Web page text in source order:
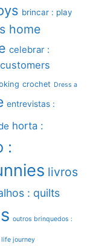
brincar : play
home
celebrar :
crochet Dress a
entrevistas :
horta :
:
livros
: quilts
outros brinquedos :
journey